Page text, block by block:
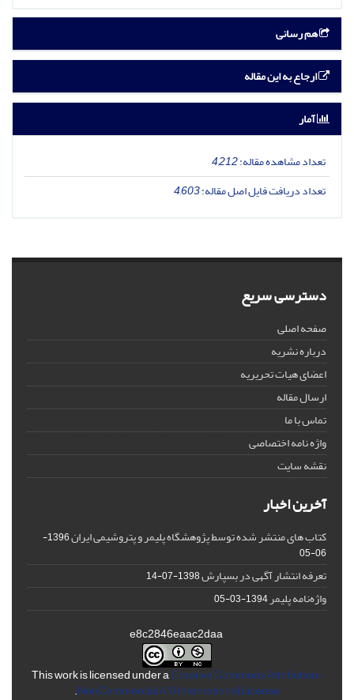
هم رسانی
ارجاع به این مقاله
آمار
تعداد مشاهده مقاله:4,212
تعداد دریافت فایل اصل مقاله:4,603
دسترسی سریع
صفحه اصلی
درباره نشریه
اعضای هیات تحریریه
ارسال مقاله
تماس با ما
واژه نامه اختصاصی
نقشه سایت
آخرین اخبار
کتاب های منتشر شده توسط پژوهشگاه پلیمر و پتروشیمی ایران
1396-
06-05
تعرفه انتشار آگهی در بسپارش1398-07-14
واژه‌نامه پلیمر1394-03-05
This work is licensed under aCreative Commons Attribution-
NonCommercial 4.0 International License
.